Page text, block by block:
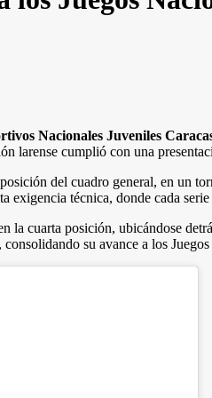
Nacionales Juveniles
larense cumplió con una
del cuadro general, en un
exigencia técnica, donde cada
la cuarta posición, ubicándose
su avance a los